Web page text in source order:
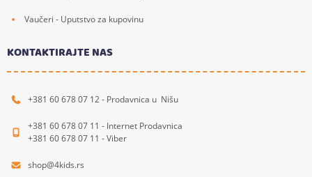
Vaučeri - Uputstvo za kupovinu
KONTAKTIRAJTE NAS
+381 60 678 07 12 - Prodavnica u Nišu
+381 60 678 07 11 - Internet Prodavnica
+381 60 678 07 11 - Viber
shop@4kids.rs